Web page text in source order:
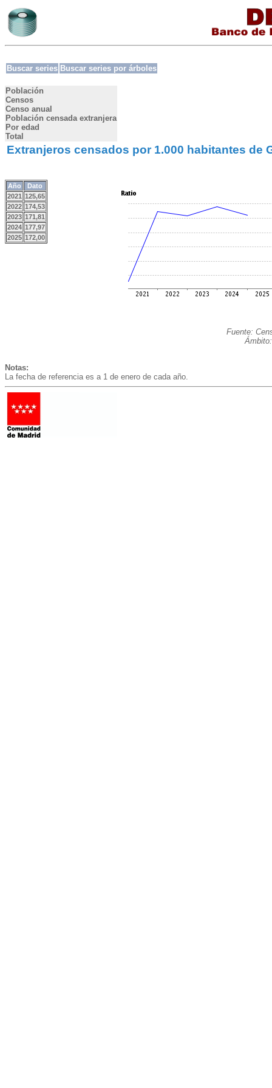
Buscar series Buscar series por árboles
Población
Censos
Censo anual
Población censada extranjera
Por edad
Total
Extranjeros censados por 1.000 habitantes de
Año
Dato
2021 125,65
2022 174,53
2023 171,81
2024 177,97
2025 172,00
Fuente:
Notas:
La fecha de referencia es a 1 de enero de cada año.